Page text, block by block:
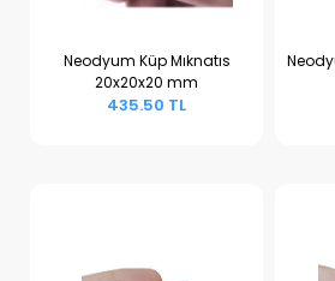
Sepete Ekle
Neodyum Küp Mıknatıs
20x20x20 mm
435.50 TL